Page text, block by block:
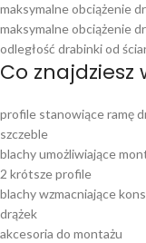
maksymalne obciążenie
maksymalne obciążenie
odległość drabinki od
Co znajdziesz
profile stanowiące ramę
szczeble
blachy umożliwiające
2 krótsze profile
blachy wzmacniające
drążek
akcesoria do montażu